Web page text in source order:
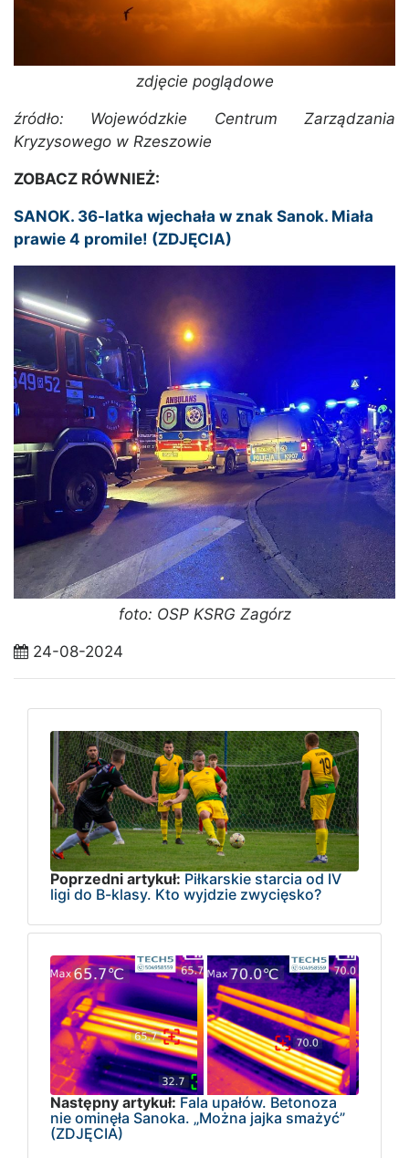
zdjęcie poglądowe
źródło: Wojewódzkie Centrum Zarządzania
Kryzysowego w Rzeszowie
ZOBACZ RÓWNIEŻ:
SANOK. 36-latka wjechała w znak Sanok. Miała
prawie 4 promile! (ZDJĘCIA)
foto: OSP KSRG Zagórz
24-08-2024
Poprzedni artykuł: Piłkarskie starcia od IV
ligi do B-klasy. Kto wyjdzie zwycięsko?
Następny artykuł: Fala upałów. Betonoza
nie ominęła Sanoka. „Można jajka smażyć”
(ZDJĘCIA)